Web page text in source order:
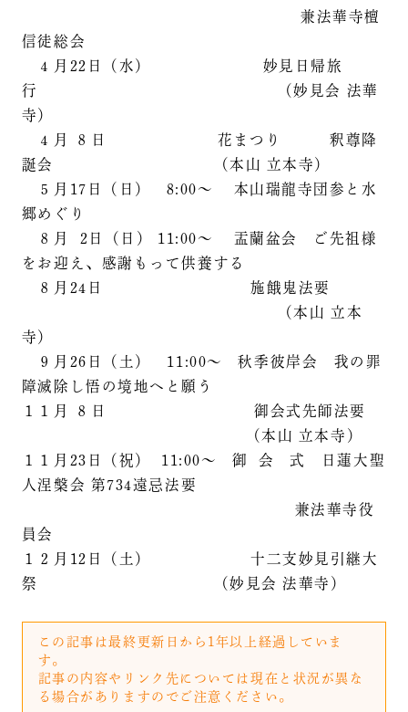
兼法華寺檀
信徒総会
４月22日（水） 妙見日帰旅
行 （妙見会 法華
寺）
４月 ８日 花まつり 釈尊降
誕会 （本山 立本寺）
５月17日（日） 8:00～ 本山瑞龍寺団参と水
郷めぐり
８月 2日（日） 11:00～ 盂蘭盆会 ご先祖様
をお迎え、感謝もって供養する
８月24日 施餓鬼法要
（本山 立本
寺）
９月26日（土） 11:00～ 秋季彼岸会 我の罪
障滅除し悟の境地へと願う
１１月 ８日 御会式先師法要
（本山 立本寺）
１１月23日（祝） 11:00～ 御 会 式 日蓮大聖
人涅槃会 第734遠忌法要
兼法華寺役
員会
１２月12日（土） 十二支妙見引継大
祭 （妙見会 法華寺）
この記事は最終更新日から1年以上経過していま
す。
記事の内容やリンク先については現在と状況が異な
る場合がありますのでご注意ください。